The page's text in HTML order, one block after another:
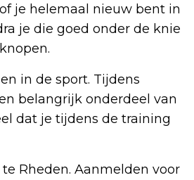
je helemaal nieuw bent in
je die goed onder de knie
in de sport. Tijdens
belangrijk onderdeel van
dat je tijdens de training
Rheden. Aanmelden voor